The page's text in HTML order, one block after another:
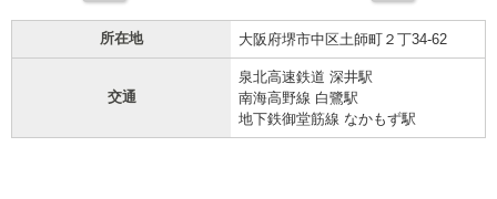
所在地 大阪府堺市中区土師町２丁34-62
交通
泉北高速鉄道 深井駅
南海高野線 白鷺駅
地下鉄御堂筋線 なかもず駅